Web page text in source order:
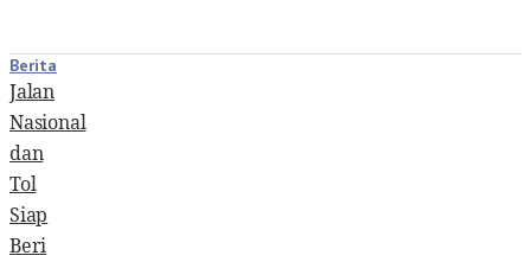
Berita
Jalan
Nasional
dan
Tol
Siap
Beri